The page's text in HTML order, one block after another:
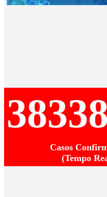
Casos
(Tempo